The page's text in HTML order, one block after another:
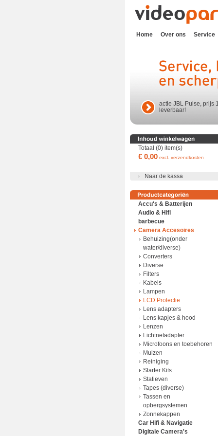
Home Over ons Service
actie JBL Pulse, prijs
leverbaar!
Totaal (0) item(s)
€ 0,00 excl. verzendkosten
Naar de kassa
Accu's & Batterijen
Accu's en batterijen
Adapter
batterij lader
Batterijen
Laders
Power Bank
Voedingkabels
Audio & Hifi
Audio Tapes
Bluetooth speakers
CD/DVD/MiniDisc/Diverse
MEDIA
Compact hifi-systeem
DAT recording tape
Dictafoon
Discman CD/MP3
Earphone
HDMI
Home Cinema Sets
Hoofdtelefoons
Kabels
Klokken en wekkers
Luidsprekers
Microfoons en toebehoren
MP3 speler Accessoires
MP3 spelers
Radio's
Receivers
Soundbars
Tassen en
opbergsystemen
Voedingkabels
barbecue
BBQ
Camera Accesoires
Behuizing(onder
water/diverse)
Converters
Diverse
Filters
Kabels
Lampen
LCD Protectie
Lens adapters
Lens kapjes & hood
Lenzen
Lichtnetadapter
Microfoons en toebehoren
Muizen
Reiniging
Starter Kits
Statieven
Tapes (diverse)
Tassen en
opbergsystemen
Zonnekappen
Car Hifi & Navigatie
Laders
Digitale Camera's